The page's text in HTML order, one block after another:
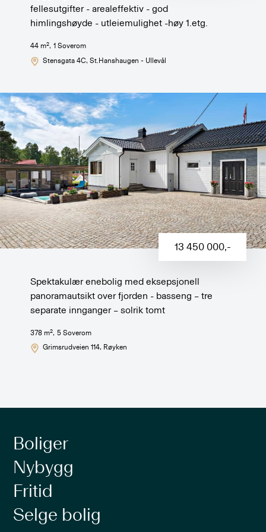
fellesutgifter - arealeffektiv - god
himlingshøyde - utleiemulighet -høy 1.etg.
44 m2, 1 Soverom
Stensgata 4C, St.Hanshaugen - Ullevål
13 450 000,-
Spektakulær enebolig med eksepsjonell
panoramautsikt over fjorden - basseng – tre
separate innganger – solrik tomt
378 m2, 5Soverom
Grimsrudveien 114, Røyken
Boliger
Nybygg
Fritid
Selge bolig